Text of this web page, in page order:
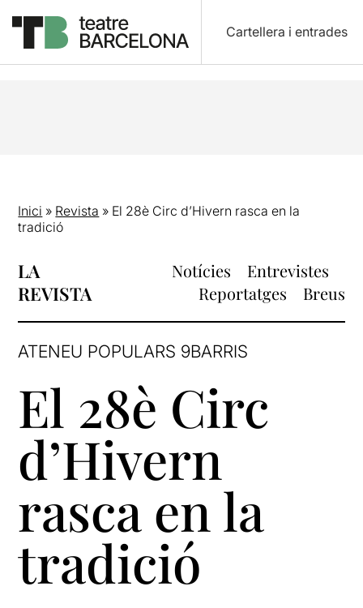
Cartellera i entrades
Inici » Revista » El 28è Circ d’Hivern rasca en la
tradició
LA
REVISTA
Notícies
Entrevistes
Reportatges
Breus
ATENEU POPULARS 9BARRIS
El 28è Circ
d’Hivern
rasca en la
tradició